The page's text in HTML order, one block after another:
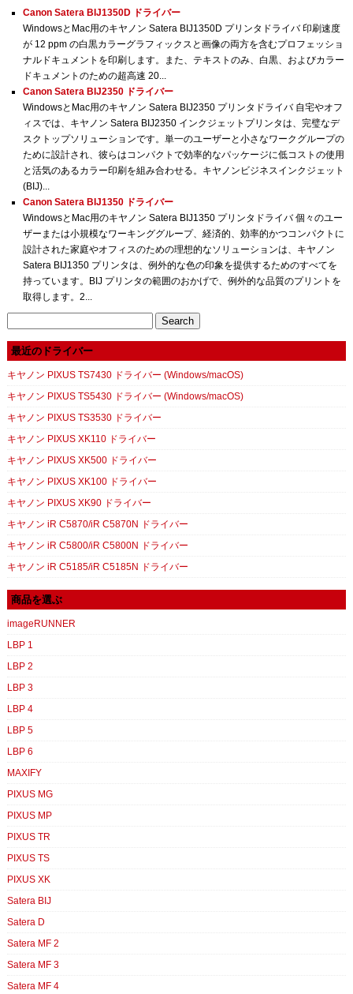
Canon Satera BIJ1350D ドライバー
WindowsとMac用のキヤノン Satera BIJ1350D プリンタドライバ 印刷速度
が 12 ppm の白黒カラーグラフィックスと画像の両方を含むプロフェッショ
ナルドキュメントを印刷します。また、テキストのみ、白黒、およびカラー
ドキュメントのための超高速 20...
Canon Satera BIJ2350 ドライバー
WindowsとMac用のキヤノン Satera BIJ2350 プリンタドライバ 自宅やオフ
ィスでは、キヤノン Satera BIJ2350 インクジェットプリンタは、完璧なデ
スクトップソリューションです。単一のユーザーと小さなワークグループの
ために設計され、彼らはコンパクトで効率的なパッケージに低コストの使用
と活気のあるカラー印刷を組み合わせる。キヤノンビジネスインクジェット
(BIJ)...
Canon Satera BIJ1350 ドライバー
WindowsとMac用のキヤノン Satera BIJ1350 プリンタドライバ 個々のユー
ザーまたは小規模なワーキンググループ、経済的、効率的かつコンパクトに
設計された家庭やオフィスのための理想的なソリューションは、キヤノン
Satera BIJ1350 プリンタは、例外的な色の印象を提供するためのすべてを
持っています。BIJ プリンタの範囲のおかげで、例外的な品質のプリントを
取得します。2...
最近のドライバー
キヤノン PIXUS TS7430 ドライバー (Windows/macOS)
キヤノン PIXUS TS5430 ドライバー (Windows/macOS)
キヤノン PIXUS TS3530 ドライバー
キヤノン PIXUS XK110 ドライバー
キヤノン PIXUS XK500 ドライバー
キヤノン PIXUS XK100 ドライバー
キヤノン PIXUS XK90 ドライバー
キヤノン iR C5870/iR C5870N ドライバー
キヤノン iR C5800/iR C5800N ドライバー
キヤノン iR C5185/iR C5185N ドライバー
商品を選ぶ
imageRUNNER
LBP 1
LBP 2
LBP 3
LBP 4
LBP 5
LBP 6
MAXIFY
PIXUS MG
PIXUS MP
PIXUS TR
PIXUS TS
PIXUS XK
Satera BIJ
Satera D
Satera MF 2
Satera MF 3
Satera MF 4